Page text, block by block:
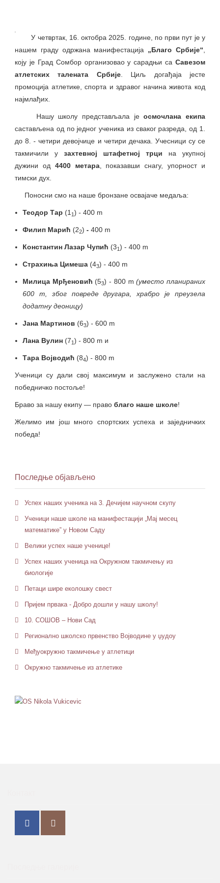
У четвртак, 16. октобра 2025. године, по први пут је у
нашем граду одржана манифестација „Благо Србије“
коју је Град Сомбор организовао у сарадњи са Савезом
атлетских талената Србије. Циљ догађаја јесте
промоција атлетике, спорта и здравог начина живота код
најмлађих.
Нашу школу представљала јеосмочлана екипа
састављена од по једног ученика из сваког разреда, од 1.
до 8. - четири девојчице и четири дечака. Учесници су се
такмичили у захтевној штафетној трци на укупној
дужини од 4400 метара, показавши снагу, упорност и
тимски дух.
Поносни смо на наше бронзане освајаче медаља:
Теодор Тар (1 1) - 400 m
Филип Марић (22) - 400 m
Константин Лазар Чупић (31) - 400 m
Страхиња Цимеша (43) - 400 m
Милица Мрђеновић (53) - 800 m(уместо планираних
600 m, због повреде другара, храбро је преузела
додатну деоницу)
Јана Мартинов (63) - 600 m
Лана Вулин (71) - 800 m и
Тара Војводић (84) - 800 m
Ученици су дали свој максимум и заслужено стали на
победничко постоље!
Браво за нашу екипу — право благо наше школе!
Желимо им још много спортских успеха и заједничких
победа!
Последње објављено
Успех наших ученика на 3. Дечијем научном скупу
Ученици наше школе на манифестацији „Мај месец
математике” у Новом Саду
Велики успех наше ученице!
Успех наших ученица на Окружном такмичењу из
биологије
Петaци шире еколошку свест
Пријем првака - Добро дошли у нашу школу!
10. СОШОВ – Нови Сад
Регионално школско првенство Војводине у џудоу
Међуокружно такмичење у атлетици
Окружно такмичење из атлетике